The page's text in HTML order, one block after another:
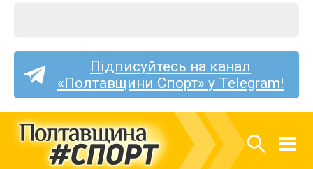
Підписуйтесь на канал
«Полтавщини Спорт» у Telegram!